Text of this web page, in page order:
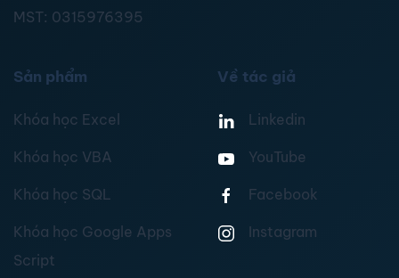
MST: 0315976395
Sản phẩm
Khóa học Excel
Khóa học VBA
Khóa học SQL
Khóa học Google Apps
Script
Về tác giả
Linkedin
YouTube
Facebook
Instagram